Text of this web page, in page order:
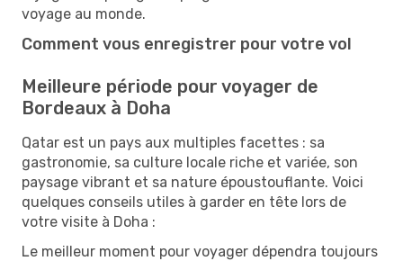
voyage au monde.
Comment vous enregistrer pour votre vol
Meilleure période pour voyager de
Bordeaux à Doha
Qatar est un pays aux multiples facettes : sa
gastronomie, sa culture locale riche et variée, son
paysage vibrant et sa nature époustouflante. Voici
quelques conseils utiles à garder en tête lors de
votre visite à Doha :
Le meilleur moment pour voyager dépendra toujours